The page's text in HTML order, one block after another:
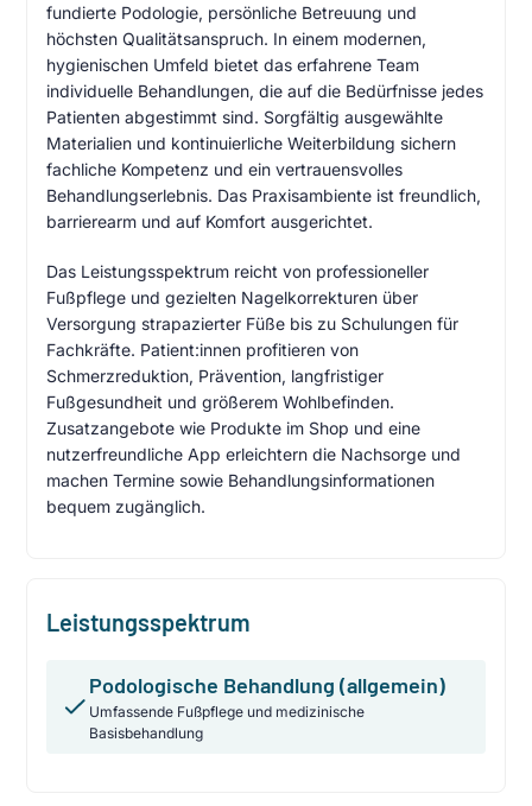
fundierte Podologie, persönliche Betreuung und
höchsten Qualitätsanspruch. In einem modernen,
hygienischen Umfeld bietet das erfahrene Team
individuelle Behandlungen, die auf die Bedürfnisse jedes
Patienten abgestimmt sind. Sorgfältig ausgewählte
Materialien und kontinuierliche Weiterbildung sichern
fachliche Kompetenz und ein vertrauensvolles
Behandlungserlebnis. Das Praxisambiente ist freundlich,
barrierearm und auf Komfort ausgerichtet.
Das Leistungsspektrum reicht von professioneller
Fußpflege und gezielten Nagelkorrekturen über
Versorgung strapazierter Füße bis zu Schulungen für
Fachkräfte. Patient:innen profitieren von
Schmerzreduktion, Prävention, langfristiger
Fußgesundheit und größerem Wohlbefinden.
Zusatzangebote wie Produkte im Shop und eine
nutzerfreundliche App erleichtern die Nachsorge und
machen Termine sowie Behandlungsinformationen
bequem zugänglich.
Leistungsspektrum
Podologische Behandlung (allgemein)
Umfassende Fußpflege und medizinische
Basisbehandlung